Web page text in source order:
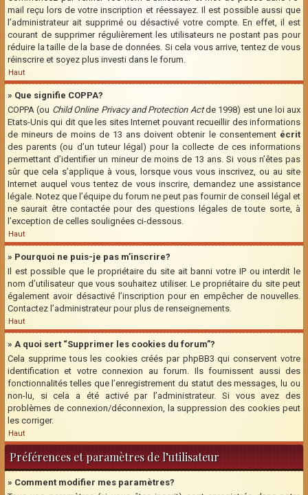
mail reçu lors de votre inscription et réessayez. Il est possible aussi que
l’administrateur ait supprimé ou désactivé votre compte. En effet, il est
courant de supprimer régulièrement les utilisateurs ne postant pas pour
réduire la taille de la base de données. Si cela vous arrive, tentez de vous
réinscrire et soyez plus investi dans le forum.
Haut
» Que signifie COPPA?
COPPA (ou Child Online Privacy and Protection Actde 1998) est une loi aux
Etats-Unis qui dit que les sites Internet pouvant recueillir des informations
de mineurs de moins de 13 ans doivent obtenir le consentement écrit
des parents (ou d’un tuteur légal) pour la collecte de ces informations
permettant d’identifier un mineur de moins de 13 ans. Si vous n’êtes pas
sûr que cela s’applique à vous, lorsque vous vous inscrivez, ou au site
Internet auquel vous tentez de vous inscrire, demandez une assistance
légale. Notez que l’équipe du forum ne peut pas fournir de conseil légal et
ne saurait être contactée pour des questions légales de toute sorte, à
l’exception de celles soulignées ci-dessous.
Haut
» Pourquoi ne puis-je pas m’inscrire?
Il est possible que le propriétaire du site ait banni votre IP ou interdit le
nom d’utilisateur que vous souhaitez utiliser. Le propriétaire du site peut
également avoir désactivé l’inscription pour en empêcher de nouvelles.
Contactez l’administrateur pour plus de renseignements.
Haut
» A quoi sert “Supprimer les cookies du forum”?
Cela supprime tous les cookies créés par phpBB3 qui conservent votre
identification et votre connexion au forum. Ils fournissent aussi des
fonctionnalités telles que l’enregistrement du statut des messages, lu ou
non-lu, si cela a été activé par l’administrateur. Si vous avez des
problèmes de connexion/déconnexion, la suppression des cookies peut
les corriger.
Haut
Préférences et paramètres de l’utilisateur
» Comment modifier mes paramètres?